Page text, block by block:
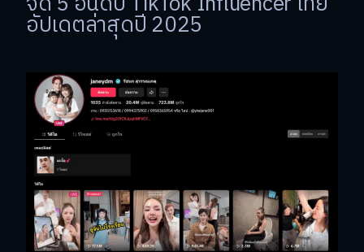
อัปเดตล่าสุดปี 2025